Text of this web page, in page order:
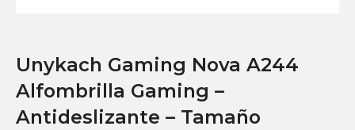
Unykach Gaming Nova A244
Alfombrilla Gaming –
Antideslizante – Tamaño